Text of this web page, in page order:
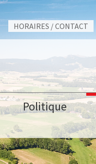
HORAIRES / CONTACT
Politique